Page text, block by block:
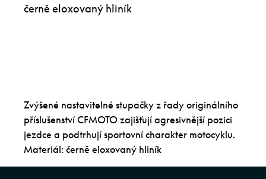
černě eloxovaný hliník
Zvýšené nastavitelné stupačky z řady originálního
příslušenství CFMOTO zajišťují agresivnější pozici
jezdce a podtrhují sportovní charakter motocyklu.
Materiál: černě eloxovaný hliník